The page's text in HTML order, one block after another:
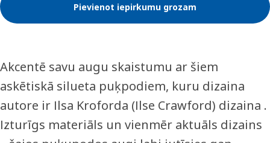
Pievienot iepirkumu grozam
Akcentē savu augu skaistumu ar šiem
askētiskā silueta puķpodiem, kuru dizaina
autore ir Ilsa Kroforda (Ilse Crawford) dizaina .
Izturīgs materiāls un vienmēr aktuāls dizains